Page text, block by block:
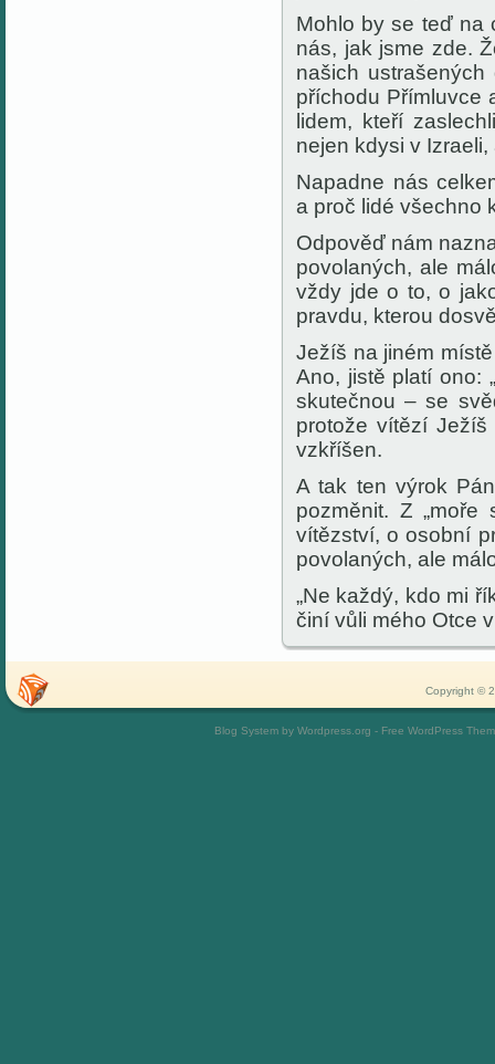
Mohlo by se teď na
nás, jak jsme zde.
našich
příchodu Přímluvce
lidem, kteří
nejen kdysi v
Napadne nás
a proč lidé všechno
Odpověď nám
povolaných, ale
vždy jde o to, o
pravdu, kterou
Ježíš na jiném
Ano, jistě platí ono:
skutečnou – se
protože vítězí
vzkříšen.
A tak ten výrok
pozměnit. Z
vítězství, o osobní
povolaných, ale
„Ne každý, kdo mi
činí vůli mého Otce
Copyright ©
Blog System by Wordpress.org - Free WordPress